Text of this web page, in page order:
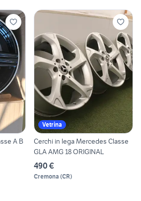
A B
Vetrina
Cerchi in lega Mercedes Classe
GLA AMG 18 ORIGINAL
490 €
Cremona (CR)